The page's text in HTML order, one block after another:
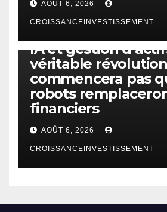
AOÛT 6, 2026
CROISSANCEINVESTISSEMENT
IA et gestion
véritable
commencera pas
robots
financiers
AOÛT 6, 2026
CROISSANCEINVESTISSEMENT